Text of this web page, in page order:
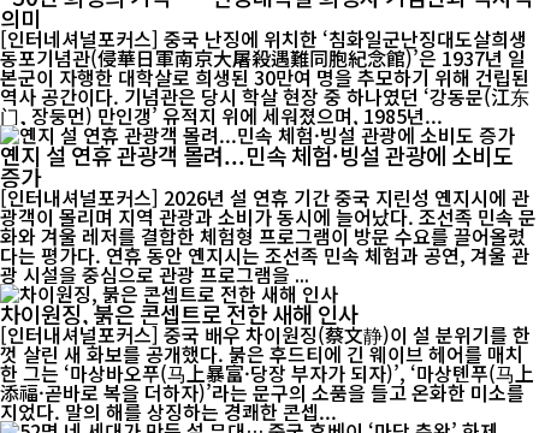
의미
[인터네셔널포커스] 중국 난징에 위치한 ‘침화일군난징대도살희생
동포기념관(侵華日軍南京大屠殺遇難同胞紀念館)’은 1937년 일
본군이 자행한 대학살로 희생된 30만여 명을 추모하기 위해 건립된
역사 공간이다. 기념관은 당시 학살 현장 중 하나였던 ‘강동문(江东
门, 장둥먼) 만인갱’ 유적지 위에 세워졌으며, 1985년...
옌지 설 연휴 관광객 몰려...민속 체험·빙설 관광에 소비도
증가
[인터내셔널포커스] 2026년 설 연휴 기간 중국 지린성 옌지시에 관
광객이 몰리며 지역 관광과 소비가 동시에 늘어났다. 조선족 민속 문
화와 겨울 레저를 결합한 체험형 프로그램이 방문 수요를 끌어올렸
다는 평가다. 연휴 동안 옌지시는 조선족 민속 체험과 공연, 겨울 관
광 시설을 중심으로 관광 프로그램을 ...
차이원징, 붉은 콘셉트로 전한 새해 인사
[인터내셔널포커스] 중국 배우 차이원징(蔡文静)이 설 분위기를 한
껏 살린 새 화보를 공개했다. 붉은 후드티에 긴 웨이브 헤어를 매치
한 그는 ‘마상바오푸(马上暴富·당장 부자가 되자)’, ‘마상톈푸(马上
添福·곧바로 복을 더하자)’라는 문구의 소품을 들고 온화한 미소를
지었다. 말의 해를 상징하는 경쾌한 콘셉...